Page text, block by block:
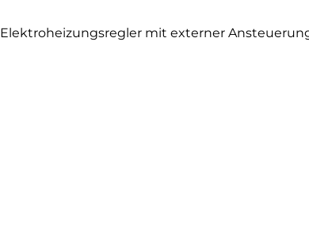
Elektroheizungsregler mit externer Ansteuerung